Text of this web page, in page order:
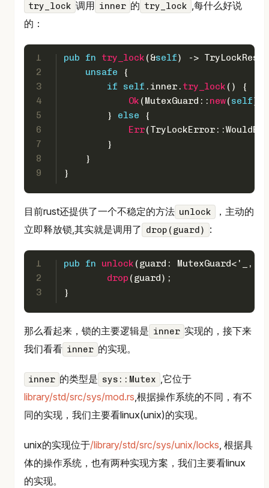
try_lock 调用 inner 的 try_lock ,每什么好说
的：
1
2
3
4
5
6
7
8
9
pub fn try_lock (&self) ->
unsafe {
if
self .inner. try_lock () {
Ok (MutexGuard:: new(self)?)
        }
else {
Err
        }
    }
}
目前rust还提供了一个不稳定的方法 unlock
，主动的
立即释放锁,其实就是调用了 drop(guard) :
1
2
3
pub fn unlock (guard: MutexGuard< '_
,
drop (guard);
}
那么看起来，锁的主要逻辑是 inner 实现的，接下来
我们看看 inner 的实现。
inner 的类型是 sys::Mutex ,它位于
library/std/src/sys/mod.rs,根据操作系统的不同，有不
同的实现，我们主要看linux(unix)的实现。
unix的实现位于/library/std/src/sys/unix/locks, 根据具
体的操作系统，也有两种实现方案，我们主要看linux
的实现。